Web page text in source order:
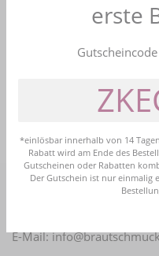
Kauf auf Rechnung
+49 (0)2161 4774161
PERSÖNLICHE
E-Mail:
erste
*einlösbar innerhalb von 14
Rabatt wird am Ende des
Gutscheinen oder Rabatten
Der Gutschein ist nur einmalig